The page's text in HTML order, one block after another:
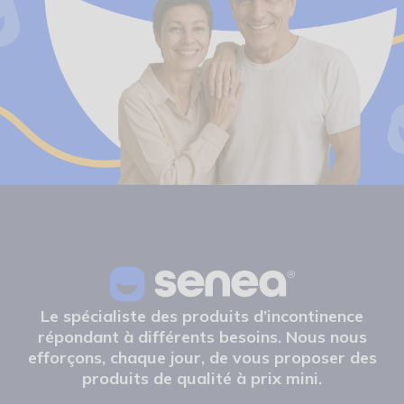
que nous vous proposons est conçue pour
répondre aux normes les plus strictes en matière
de sécurité et de confort. En choisissant parmi
nos marques de confiance, vous êtes assuré
d'une qualité irréprochable pour tous vos soins
personnels. N'hésitez pas à explorer notre
sélection et trouvez le gant qui répondra
parfaitement à vos attentes. Pour toute question
ou besoin de conseil, notre service client est à
votre disposition pour vous guider."
Le spécialiste des produits d’incontinence
répondant à différents besoins. Nous nous
efforçons, chaque jour, de vous proposer des
produits de qualité à prix mini.